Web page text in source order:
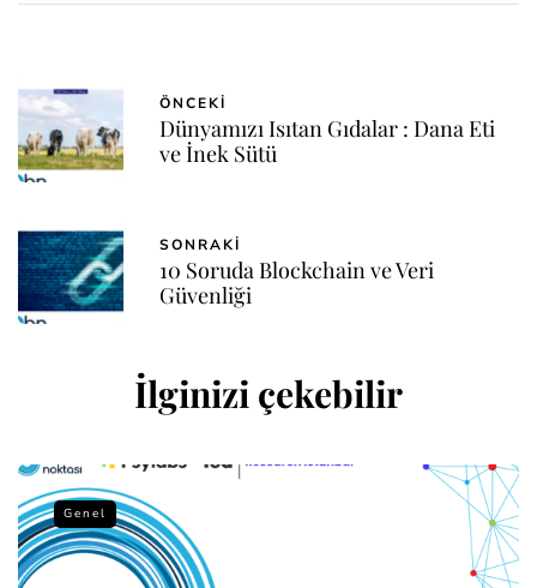
ÖNCEKI
Dünyamızı Isıtan Gıdalar : Dana Eti
ve İnek Sütü
SONRAKI
10 Soruda Blockchain ve Veri
Güvenliği
İlginizi çekebilir
Genel